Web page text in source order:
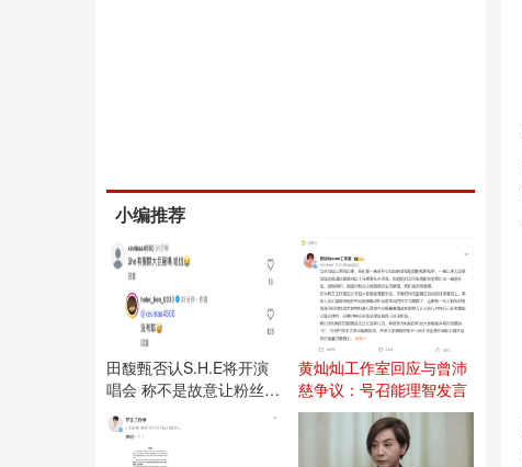
小编推荐
田馥甄否认S.H.E将开演
唱会 称不是故意让粉丝失
望
黄灿灿工作室回应与曾沛
慈争议：号召能理智发言